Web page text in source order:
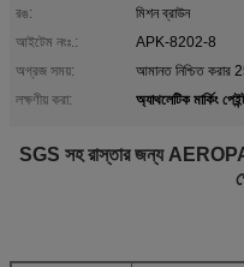
রঙ:
মিশন ব্রাউন
আইটেম নংঃ.:
APK-8202-8
অগ্রজ সময়:
আমানত নিশ্চিত করার
লক্ষণীয় করা:
অ্যাথলেটিক মার্কিং
SGS সহ রাস্তার জন্য